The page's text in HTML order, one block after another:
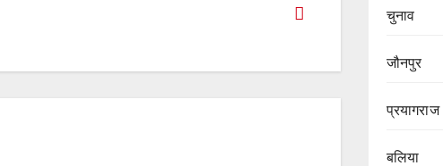
चुनाव
जौनपुर
प्रयागराज
बलिया